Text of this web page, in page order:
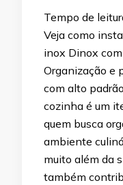
Tempo de
Veja como
inox Dinox
Organização e
com alto
cozinha é um
quem busca
ambiente
muito além da
também